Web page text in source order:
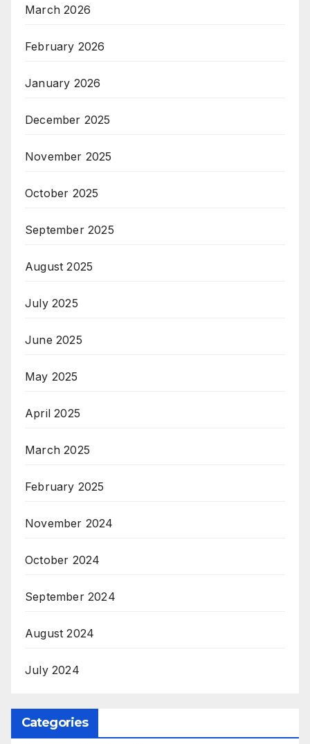
March 2026
February 2026
January 2026
December 2025
November 2025
October 2025
September 2025
August 2025
July 2025
June 2025
May 2025
April 2025
March 2025
February 2025
November 2024
October 2024
September 2024
August 2024
July 2024
Categories